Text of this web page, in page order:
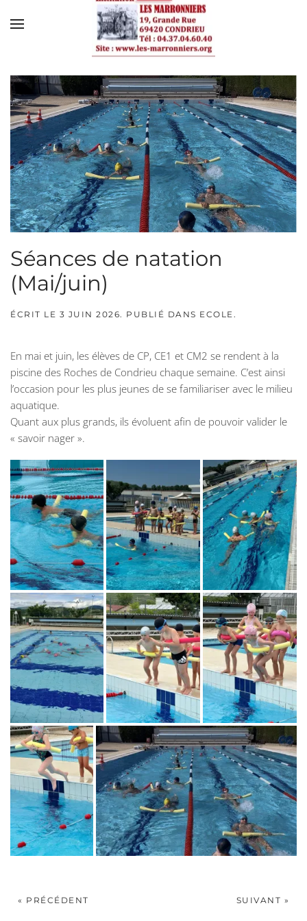
Skip to main content
Séances de natation
(Mai/juin)
ÉCRIT LE 3 JUIN 2026. PUBLIÉ DANS ECOLE.
En mai et juin, les élèves de CP, CE1 et CM2 se rendent à la
piscine des Roches de Condrieu chaque semaine. C’est ainsi
l’occasion pour les plus jeunes de se familiariser avec le milieu
aquatique.
Quant aux plus grands, ils évoluent afin de pouvoir valider le
« savoir nager ».
« PRÉCÉDENT SUIVANT »